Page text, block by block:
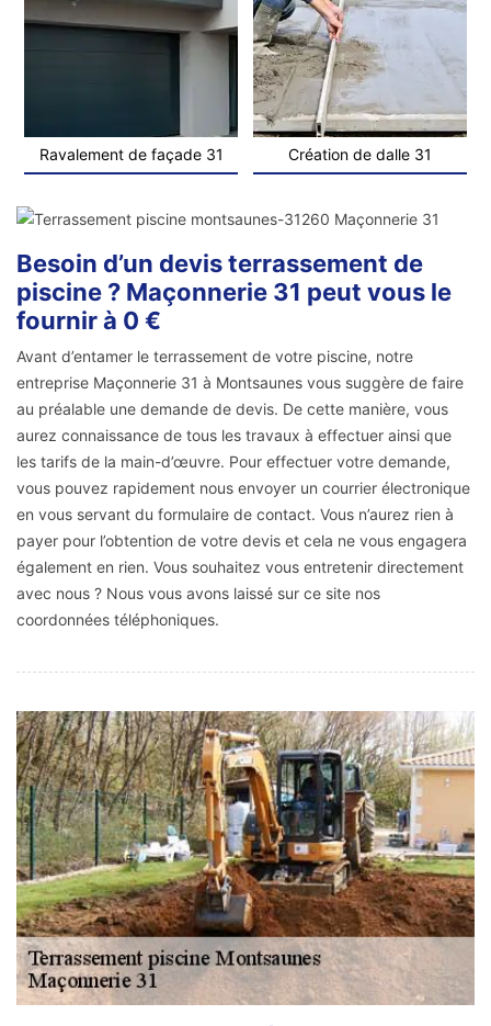
Ravalement de façade 31 Création de dalle 31
Besoin d’un devis terrassement de
piscine ? Maçonnerie 31 peut vous le
fournir à 0 €
Avant d’entamer le terrassement de votre piscine, notre
entreprise Maçonnerie 31 à Montsaunes vous suggère de faire
au préalable une demande de devis. De cette manière, vous
aurez connaissance de tous les travaux à effectuer ainsi que
les tarifs de la main-d’œuvre. Pour effectuer votre demande,
vous pouvez rapidement nous envoyer un courrier électronique
en vous servant du formulaire de contact. Vous n’aurez rien à
payer pour l’obtention de votre devis et cela ne vous engagera
également en rien. Vous souhaitez vous entretenir directement
avec nous ? Nous vous avons laissé sur ce site nos
coordonnées téléphoniques.